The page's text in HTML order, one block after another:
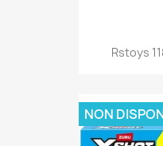

Rstoys
NON